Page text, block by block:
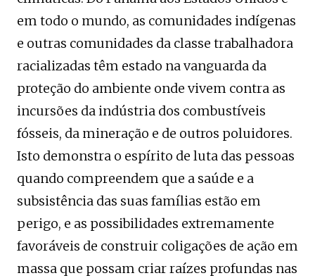
em todo o mundo, as comunidades indígenas
e outras comunidades da classe trabalhadora
racializadas têm estado na vanguarda da
proteção do ambiente onde vivem contra as
incursões da indústria dos combustíveis
fósseis, da mineração e de outros poluidores.
Isto demonstra o espírito de luta das pessoas
quando compreendem que a saúde e a
subsistência das suas famílias estão em
perigo, e as possibilidades extremamente
favoráveis ​​de construir coligações de ação em
massa que possam criar raízes profundas nas